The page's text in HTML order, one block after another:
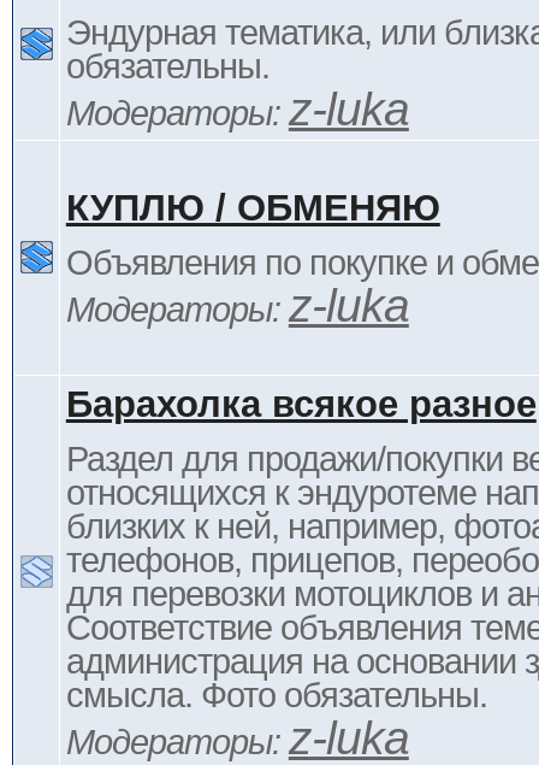
Эндурная тематика, или
обязательны.
Модераторы: z-luka
КУПЛЮ / ОБМЕНЯЮ
Объявления по покупке и
Модераторы: z-luka
Барахолка всякое разное
Раздел для продажи/покупки
относящихся к эндуротеме
близких к ней, например,
телефонов, прицепов,
для перевозки мотоциклов и
Соответствие объявления
администрация на основании
смысла. Фото обязательны.
Модераторы: z-luka